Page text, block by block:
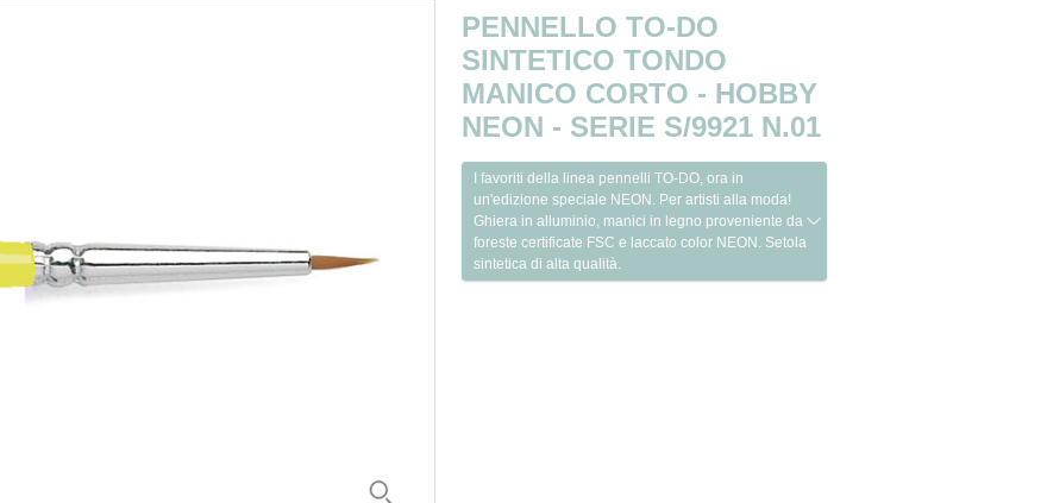
PENNELLO TO-DO
SINTETICO TONDO
MANICO CORTO - HOBBY
NEON - SERIE S/9921 N.01
I favoriti della linea pennelli TO-DO, ora in
un'edizione speciale NEON. Per artisti alla moda!
Ghiera in alluminio, manici in legno proveniente da
foreste certificate FSC e laccato color NEON. Setola
sintetica di alta qualità.